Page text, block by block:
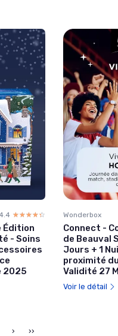
☆☆☆☆☆
★★★★★
Édition
- Soins
2025
Wonderbox
Connect -
de Beauval
Jours + 1
proximité
Validité 27
Voir le détail
› ››